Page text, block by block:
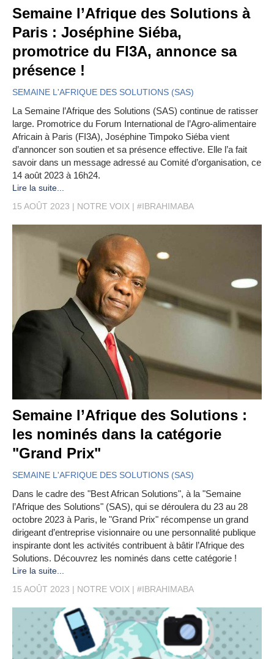
Semaine l’Afrique des Solutions à
Paris : Joséphine Siéba,
promotrice du FI3A, annonce sa
présence !
SEMAINE L'AFRIQUE DES SOLUTIONS (SAS)
La Semaine l’Afrique des Solutions (SAS) continue de ratisser
large. Promotrice du Forum International de l’Agro-alimentaire
Africain à Paris (FI3A), Joséphine Timpoko Siéba vient
d’annoncer son soutien et sa présence effective. Elle l’a fait
savoir dans un message adressé au Comité d’organisation, ce
14 août 2023 à 16h24.
Lire la suite...
15 AOÛT 2023
NOTRE VOIX #IBRAHIMABA
Semaine l’Afrique des Solutions :
les nominés dans la catégorie
"Grand Prix"
SEMAINE L'AFRIQUE DES SOLUTIONS (SAS)
Dans le cadre des "Best African Solutions", à la "Semaine
l’Afrique des Solutions" (SAS), qui se déroulera du 23 au 28
octobre 2023 à Paris, le "Grand Prix" récompense un grand
dirigeant d’entreprise visionnaire ou une personnalité publique
inspirante dont les activités contribuent à bâtir l’Afrique des
Solutions. Découvrez les nominés dans cette catégorie !
Lire la suite...
15 AOÛT 2023
NOTRE VOIX #IBRAHIMABA